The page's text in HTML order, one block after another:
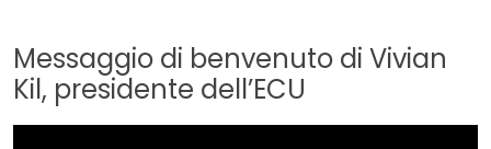
Messaggio di benvenuto di Vivian
Kil, presidente dell’ECU